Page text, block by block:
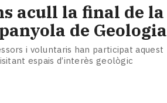
acull la final de la
de Geologia
i voluntaris han participat aquest
espais d’interès geològic